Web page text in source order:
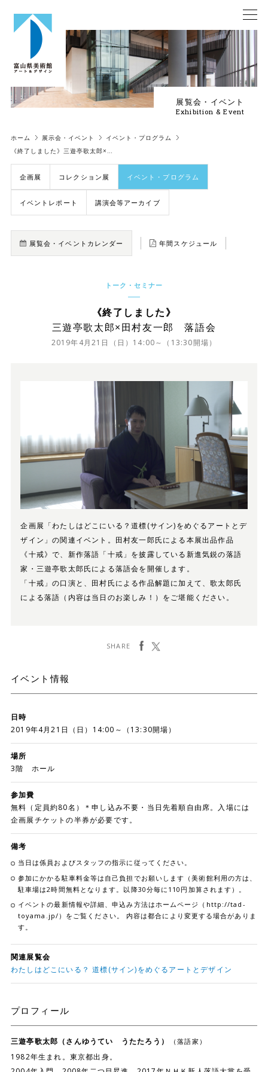
展覧会・イベント
Exhibition & Event
ホーム 展示会・イベント
イベント・プログラム
《終了しました》三遊亭歌太郎×…
企画展 コレクション展 イベント・プログラム
イベントレポート 講演会等アーカイブ
展覧会・イベントカレンダー 年間スケジュール
トーク・セミナー
《終了しました》
三遊亭歌太郎×田村友一郎 落語会
2019年4月21日（日）14:00～（13:30開場）
企画展「わたしはどこにいる？道標(サイン)をめぐるアートとデ
ザイン」の関連イベント。田村友一郎氏による本展出品作品
《十戒》で、新作落語「十戒」を披露している新進気鋭の落語
家・三遊亭歌太郎氏による落語会を開催します。
「十戒」の口演と、田村氏による作品解題に加えて、歌太郎氏
による落語（内容は当日のお楽しみ！）をご堪能ください。
SHARE facebook
イベント情報
日時
2019年4月21日（日）14:00～（13:30開場）
場所
3階 ホール
参加費
無料（定員約80名）＊申し込み不要・当日先着順自由席。入場には
企画展チケットの半券が必要です。
備考
当日は係員およびスタッフの指示に従ってください。
参加にかかる駐車料金等は自己負担でお願いします（美術館利用の方は、
駐車場は2時間無料となります。以降30分毎に110円加算されます）。
イベントの最新情報や詳細、申込み方法はホームページ（http://tad-
toyama.jp/）をご覧ください。 内容は都合により変更する場合がありま
す。
関連展覧会
わたしはどこにいる？ 道標(サイン)をめぐるアートとデザイン
プロフィール
三遊亭歌太郎（さんゆうてい うたたろう） （落語家）
1982年生まれ。東京都出身。